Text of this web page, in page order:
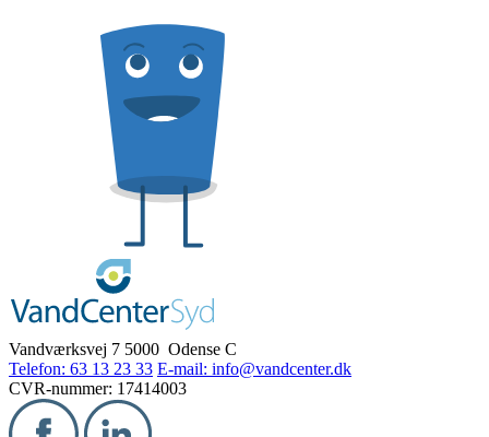
Vandværksvej 7 5000 Odense C
Telefon: 63 13 23 33 E-mail: info@vandcenter.dk
CVR-nummer: 17414003